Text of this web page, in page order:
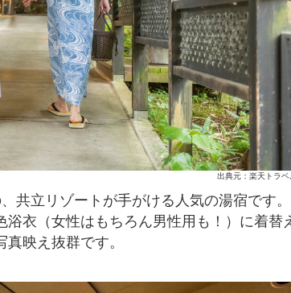
出典元：楽天トラベ
立リゾートが手がける人気の湯宿です。
衣（女性はもちろん男性用も！）に着替
映え抜群です。